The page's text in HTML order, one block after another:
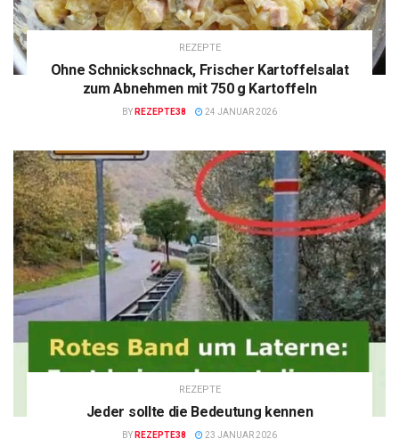
REZEPTE
Ohne Schnickschnack, Frischer Kartoffelsalat
zum Abnehmen mit 750 g Kartoffeln
BY REZEPTE38 24 JANUAR 2026
REZEPTE
Jeder sollte die Bedeutung kennen
BY REZEPTE38 23 JANUAR 2026